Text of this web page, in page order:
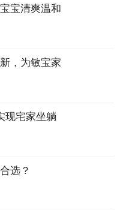
宝清爽温和
，为敏宝家
现宅家坐躺
选？